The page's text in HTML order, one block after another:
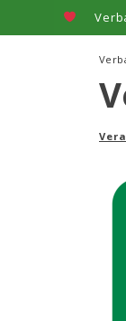
Inhalt